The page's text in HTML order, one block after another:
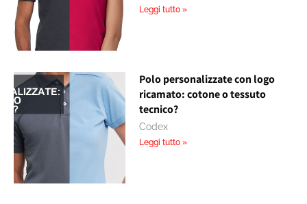
Leggi tutto »
Polo personalizzate con logo
ricamato: cotone o tessuto
tecnico?
Codex
Leggi tutto »